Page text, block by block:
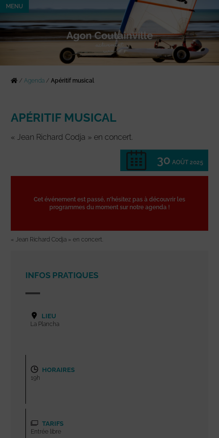
MENU
/Agenda /Apéritif musical
APÉRITIF MUSICAL
« Jean Richard Codja » en concert.
30 AOÛT 2025
Cet événement est passé, n'hésitez pas à découvrir les
programmes du moment sur notre agenda !
« Jean Richard Codja » en concert.
INFOS PRATIQUES
LIEU
La Plancha
HORAIRES
19h
TARIFS
Entrée libre